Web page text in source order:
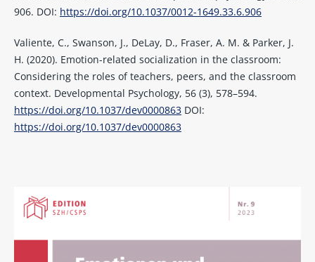
906. DOI: https://doi.org/10.1037/0012-1649.33.6.906
Valiente, C., Swanson, J., DeLay, D., Fraser, A. M. & Parker, J.
H. (2020). Emotion-related socialization in the classroom:
Considering the roles of teachers, peers, and the classroom
context. Developmental Psychology, 56 (3), 578–594.
https://doi.org/10.1037/dev0000863DOI:
https://doi.org/10.1037/dev0000863